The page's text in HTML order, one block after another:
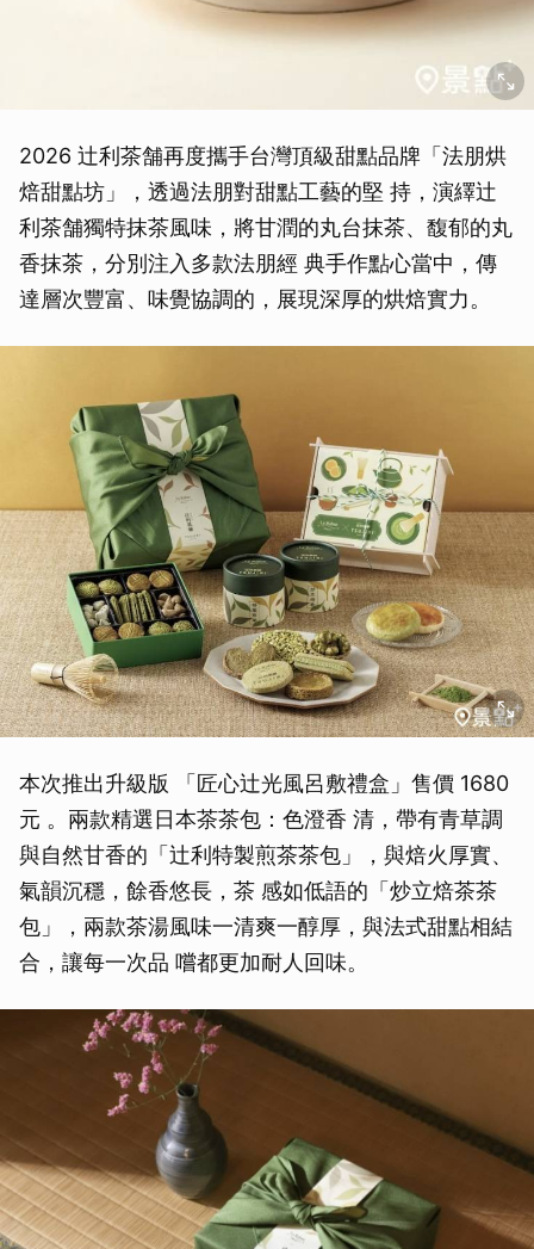
2026 辻利茶舗再度攜手台灣頂級甜點品牌「法朋烘
焙甜點坊」，透過法朋對甜點工藝的堅 持，演繹辻
利茶舗獨特抹茶風味，將甘潤的丸台抹茶、馥郁的丸
香抹茶，分別注入多款法朋經 典手作點心當中，傳
達層次豐富、味覺協調的，展現深厚的烘焙實力。
本次推出升級版 「匠心辻光風呂敷禮盒」售價 1680
元 。兩款精選日本茶茶包：色澄香 清，帶有青草調
與自然甘香的「辻利特製煎茶茶包」，與焙火厚實、
氣韻沉穩，餘香悠長，茶 感如低語的「炒立焙茶茶
包」，兩款茶湯風味一清爽一醇厚，與法式甜點相結
合，讓每一次品 嚐都更加耐人回味。